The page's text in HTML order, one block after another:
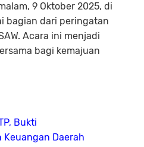
9 Oktober 2025, di
bagian dari peringatan
Acara ini menjadi
bagi kemajuan
Bukti
Keuangan Daerah